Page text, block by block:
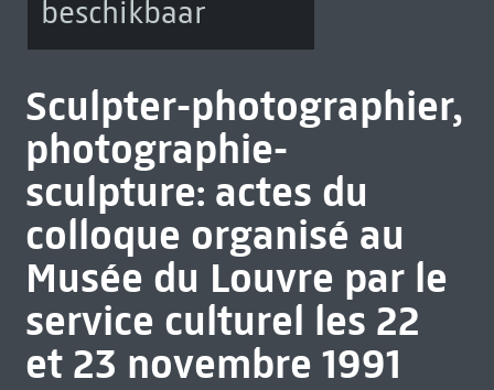
beschikbaar
Sculpter-photographier,
photographie-
sculpture: actes du
colloque organisé au
Musée du Louvre par le
service culturel les 22
et 23 novembre 1991